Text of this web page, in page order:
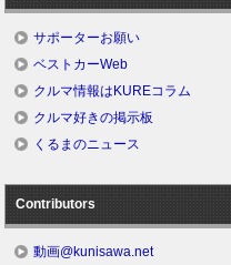
サポーターお願い
ベストカーWeb
クルマ情報はKUREコラム
クルマ好きの掲示板
くるまのニュース
Contributors
動画@kunisawa.net